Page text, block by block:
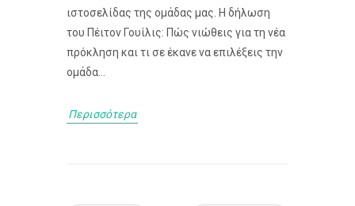
ιστοσελίδας της ομάδας μας. Η δήλωση
του Πέιτον Γουίλις: Πώς νιώθεις για τη νέα
πρόκληση και τι σε έκανε να επιλέξεις την
ομάδα...
Περισσότερα